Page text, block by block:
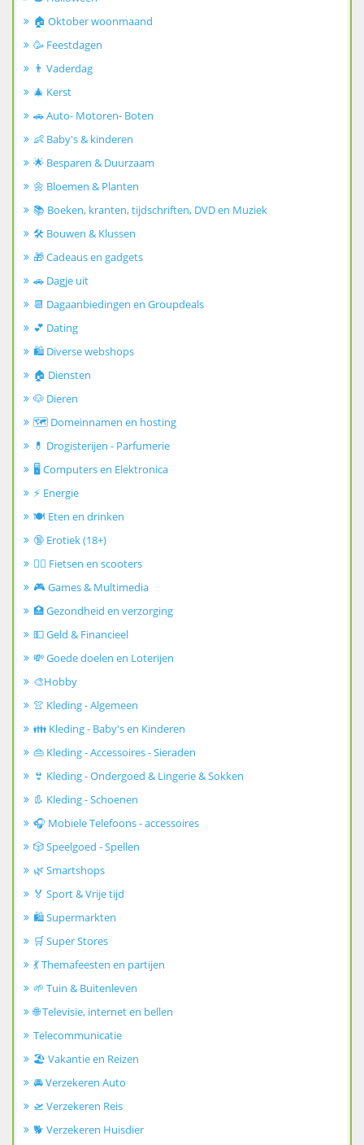
🏠 Oktober woonmaand
🥳 Feestdagen
👨 Vaderdag
🎄 Kerst
🚗 Auto- Motoren- Boten
👶 Baby's & kinderen
🌟 Besparen & Duurzaam
🌼 Bloemen & Planten
📚 Boeken, kranten, tijdschriften, DVD en Muziek
🛠️ Bouwen & Klussen
🎁 Cadeaus en gadgets
🚗 Dagje uit
📆 Dagaanbiedingen en Groupdeals
💕 Dating
🛍️ Diverse webshops
🏠 Diensten
🐶 Dieren
🗺️ Domeinnamen en hosting
💊 Drogisterijen - Parfumerie
🖥️ Computers en Elektronica
⚡ Energie
🍽️ Eten en drinken
🔞 Erotiek (18+)
🚴‍♂️ Fietsen en scooters
🎮 Games & Multimedia
🏥 Gezondheid en verzorging
💵 Geld & Financieel
💸 Goede doelen en Loterijen
🎨Hobby
👚 Kleding - Algemeen
👪 Kleding - Baby's en Kinderen
👜 Kleding - Accessoires - Sieraden
👙 Kleding - Ondergoed & Lingerie & Sokken
👢 Kleding - Schoenen
🎧 Mobiele Telefoons - accessoires
🎲 Speelgoed - Spellen
🌿 Smartshops
🏅 Sport & Vrije tijd
🛍️ Supermarkten
🛒 Super Stores
💃 Themafeesten en partijen
🌱 Tuin & Buitenleven
🌐 Televisie, internet en bellen
Telecommunicatie
🏖️ Vakantie en Reizen
🚘 Verzekeren Auto
🛫 Verzekeren Reis
🐕 Verzekeren Huisdier